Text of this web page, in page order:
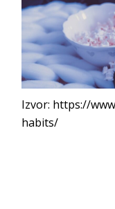
Izvor: https://
habits/